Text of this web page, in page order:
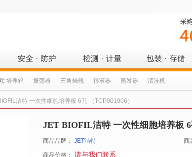
: 培养箱 振荡器 三角烧瓶 移液器 蒸发器 清洗机
洁特 一次性细胞培养板 6孔 （TCP001006）
JET BIOFIL洁特 一次性细胞培养板 6
商品品牌： JET洁特 商
商品价格： 请与我们联系